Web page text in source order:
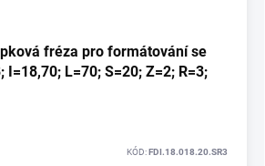
fréza pro formátování se
I=18,70; L=70; S=20; Z=2; R=3;
KÓD:FDI.18.018.20.SR3